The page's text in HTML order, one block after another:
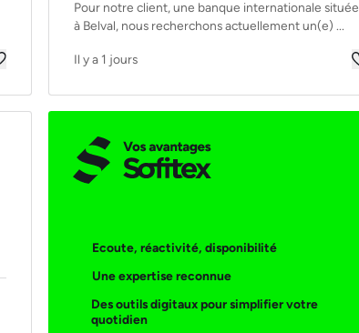
Pour notre client, une banque internationale située
à Belval, nous recherchons actuellement un(e) ...
Il y a 1 jours
Ecoute, réactivité, disponibilité
Une expertise reconnue
Des outils digitaux pour simplifier votre
quotidien